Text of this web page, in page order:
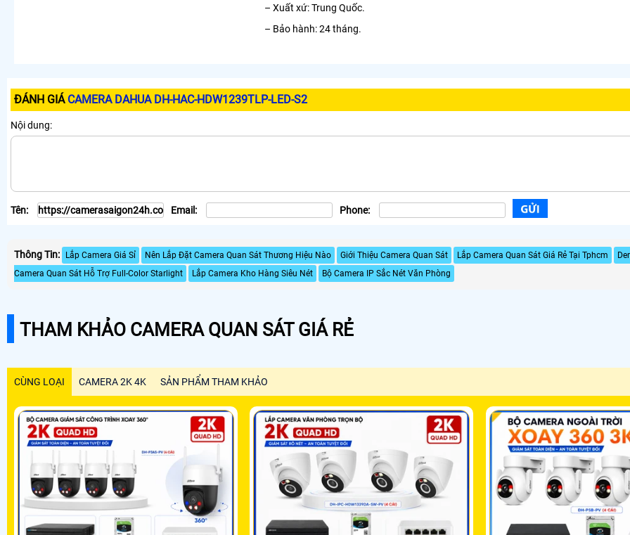
– Xuất xứ: Trung Quốc.
– Bảo hành: 24 tháng.
ĐÁNH GIÁ CAMERA DAHUA DH-HAC-HDW1239TLP-LED-S2
Nội dung:
Tên: Email: Phone:
Thông Tin: Lắp Camera Giá Sỉ Nên Lắp Đặt Camera Quan Sát Thương Hiệu Nào Giới Thiệu Camera Quan Sát Lắp Camera Quan Sát Giá Rẻ Tại Tphcm
Camera Quan Sát Hỗ Trợ Full-Color Starlight
Lắp Camera Kho Hàng Siêu Nét Bộ Camera IP Sắc Nét Văn Phòng
THAM KHẢO CAMERA QUAN SÁT GIÁ RẺ
CÙNG LOẠI CAMERA 2K 4K SẢN PHẨM THAM KHẢO